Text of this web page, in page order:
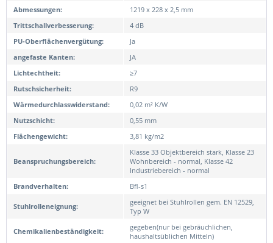
Abmessungen:
1219 x 228 x 2,5 mm
Trittschallverbesserung:
4 dB
PU-Oberflächenvergütung:
Ja
angefaste Kanten:
JA
Lichtechtheit:
≥7
Rutschsicherheit:
R9
Wärmedurchlasswiderstand:
0,02 m² K/W
Nutzschicht:
0,55 mm
Flächengewicht:
3,81 kg/m2
Beanspruchungsbereich:
Klasse 33 Objektbereich stark, Klasse 23
Wohnbereich - normal, Klasse 42
Industriebereich - normal
Brandverhalten:
Bfl-s1
Stuhlrolleneignung:
geeignet bei Stuhlrollen gem. EN 12529,
Typ W
Chemikalienbeständigkeit:
gegeben(nur bei gebräuchlichen,
haushaltsüblichen Mitteln)